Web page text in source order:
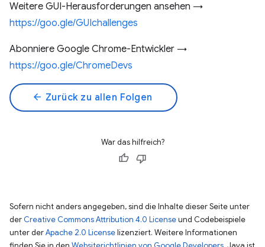
Weitere GUI-Herausforderungen ansehen →
https://goo.gle/GUIchallenges
Abonniere Google Chrome-Entwickler →
https://goo.gle/ChromeDevs
arrow_back Zurück zu allen Folgen
War das hilfreich?
Sofern nicht anders angegeben, sind die Inhalte dieser Seite unter
der Creative Commons Attribution 4.0 Licenseund Codebeispiele
unter derApache 2.0 Licenselizenziert. Weitere Informationen